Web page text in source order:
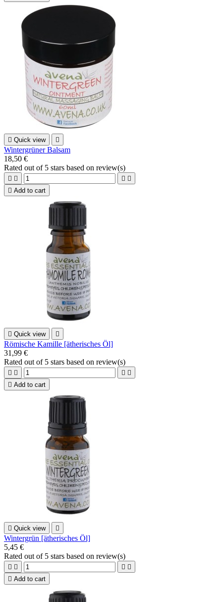
 Quick view 
Wintergrüner Balsam
18,50 €
Rated out of 5 stars based on review(s)
   
 Add to cart
 Quick view 
Römische Kamille [ätherisches Öl]
31,99 €
Rated out of 5 stars based on review(s)
   
 Add to cart
 Quick view 
Wintergrün [ätherisches Öl]
5,45 €
Rated out of 5 stars based on review(s)
   
 Add to cart